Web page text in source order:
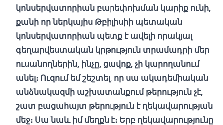
կոնսերվատորիան բարեփոխման կարիք ունի,
քանի որ ներկայիս Թբիլիսիի պետական ​​
կոնսերվատորիան պետք է ավելի որակյալ
գեղարվեստական ​​կրթություն տրամադրի մեր
ուսանողներին, ինչը, ցավոք, չի կարողանում
անել։ Ուզում եմ շեշտել, որ սա ակադեմիական
անձնակազմի աշխատանքում թերություն չէ,
շատ բացահայտ թերություն է ղեկավարության
մեջ։ Սա նաև իմ մեղքն է։ Երբ ղեկավարությունը